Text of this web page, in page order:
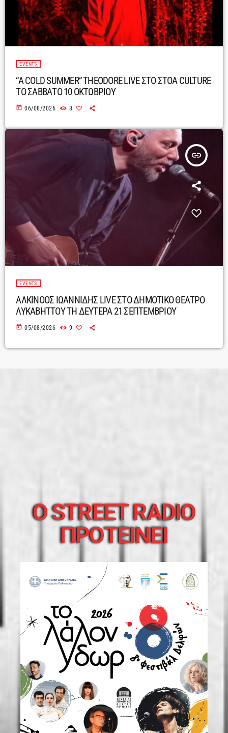
EVENTS
“A COLD SUMMER” THEODORE LIVE ΣΤΟ ΣΤΟΑ CULTURE
ΤΟ ΣΑΒΒΑΤΟ 10 ΟΚΤΩΒΡΙΟΥ
today 06/08/2026 8
insert_link
EVENTS
ΑΛΚΙΝΟΟΣ ΙΩΑΝΝΙΔΗΣ LIVE ΣΤΟ ΔΗΜΟΤΙΚΟ ΘΕΑΤΡΟ
ΛΥΚΑΒΗΤΤΟΥ ΤΗ ΔΕΥΤΕΡΑ 21 ΣΕΠΤΕΜΒΡΙΟΥ
today 05/08/2026 9
O STREET RADIO
ΠΡΟΤΕΙΝΕΙ